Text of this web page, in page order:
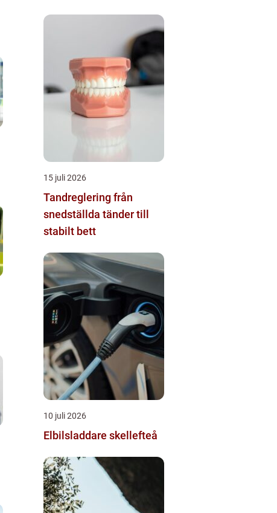
15 juli 2026
Tandreglering från
snedställda tänder till
stabilt bett
10 juli 2026
Elbilsladdare skellefteå